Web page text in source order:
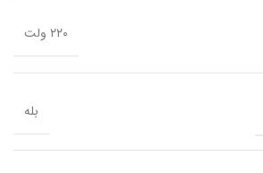
۲۲۰ ولت
بله